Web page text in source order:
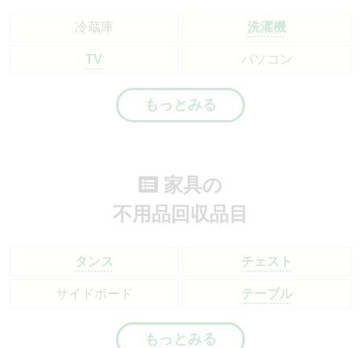
冷蔵庫 洗濯機
TV パソコン
もっとみる
家具の
不用品回収品目
タンス チェスト
サイドボード テーブル
もっとみる